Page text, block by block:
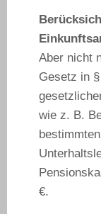
Aber nicht
Gesetz in
wie z. B.
€.